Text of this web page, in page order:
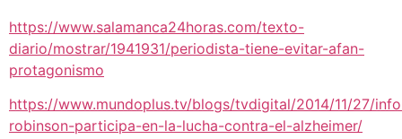
https://www.salamanca24horas.com/texto-
diario/mostrar/1941931/periodista-tiene-evitar-afan-
protagonismo
https://www.mundoplus.tv/blogs/tvdigital/2014/11/27/
robinson-participa-en-la-lucha-contra-el-alzheimer/